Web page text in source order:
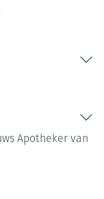
Apotheker van